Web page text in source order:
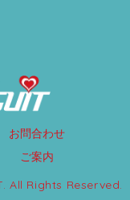
お問合わせ
ご案内
All Rights Reserved.